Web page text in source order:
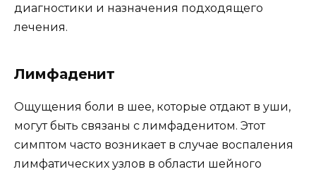
диагностики и назначения подходящего
лечения.
Лимфаденит
Ощущения боли в шее, которые отдают в уши,
могут быть связаны с лимфаденитом. Этот
симптом часто возникает в случае воспаления
лимфатических узлов в области шейного